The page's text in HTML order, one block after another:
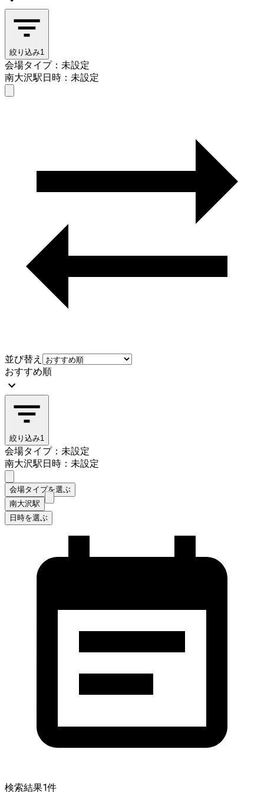
絞り込み1
会場タイプ：未設定
南大沢駅日時：未設定
並び替え
おすすめ順
絞り込み1
会場タイプ：未設定
南大沢駅日時：未設定
会場タイプを選ぶ
南大沢駅
日時を選ぶ
検索結果1件